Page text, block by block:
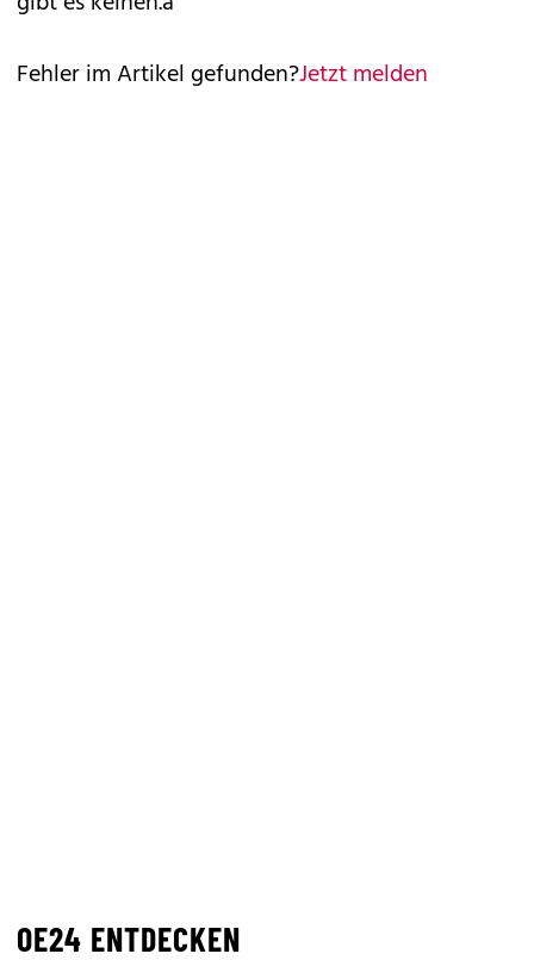
Fehler im Artikel gefunden?Jetzt melden
OE24 ENTDECKEN